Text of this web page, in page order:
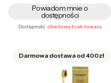
Powiadom mnie o
dostępności
Dostępność:chwilowy brak towaru